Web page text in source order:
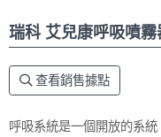
瑞科 艾兒康呼吸噴
查看銷售據點
呼吸系統是一個開放的系